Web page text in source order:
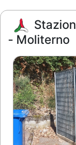
- Moliterno